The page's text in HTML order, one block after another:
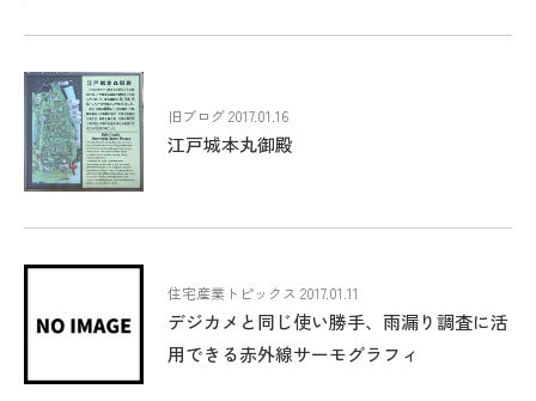
旧ブログ 2017.01.16
江戸城本丸御殿
住宅産業トピックス 2017.01.11
デジカメと同じ使い勝手、雨漏り調査に活
用できる赤外線サーモグラフィ